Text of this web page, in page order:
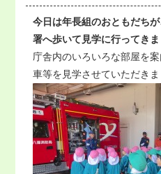
今日は年長組のおともだち
署へ歩いて見学に行ってきま
庁舎内のいろいろな部屋を
車等を見学させていただきま